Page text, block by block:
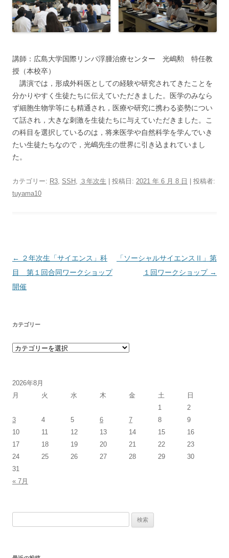
講師：広島大学国際リンパ浮腫治療センター 光嶋勲 特任教
授（本校卒）
講演では，形成外科医としての経験や研究されてきたことを
分かりやすく生徒たちに伝えていただきました。医学のみなら
ず細胞生物学等にも精通され，医療や研究に携わる姿勢につい
て話され，大きな刺激を生徒たちに与えていただきました。こ
の科目を選択しているのは，将来医学や自然科学を学んでいき
たい生徒たちなので，光嶋先生の世界に引き込まれていまし
た。
カテゴリー: R3 SSH ３年次生 | 投稿日: 2021 年 6 月 8 日 | 投稿者:
tuyama10
投稿ナビゲーション
← ２年次生「サイエンス」科
目 第１回合同ワークショップ
開催
「ソーシャルサイエンスⅡ」第
１回ワークショップ →
カテゴリー
カテゴリー
2026年8月
月
火 水 木 金 土 日
« 7月
1
2
3
4 5 6 7 8
9
10
11 12 13 14 15
16
17
18 19 20 21 22
23
24
25 26 27 28 29
30
31